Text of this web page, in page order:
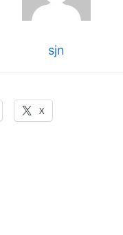
sjn
X